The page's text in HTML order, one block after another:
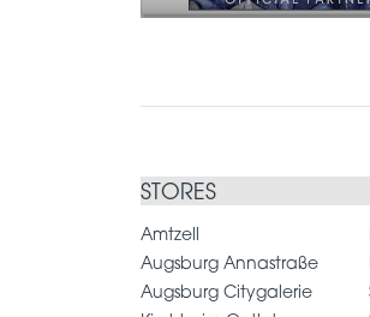
STORES
Amtzell
Augsburg Annastraße
Augsburg Citygalerie